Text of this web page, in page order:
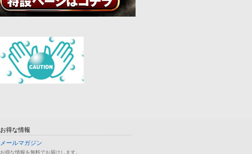
お得な情報
メールマガジン
お得な情報を無料でお届けします。